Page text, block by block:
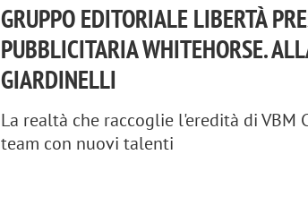
GRUPPO EDITORIALE LIBERTÀ
PUBBLICITARIA WHITEHORSE.
GIARDINELLI
La realtà che raccoglie l'eredità di VBM
team con nuovi talenti